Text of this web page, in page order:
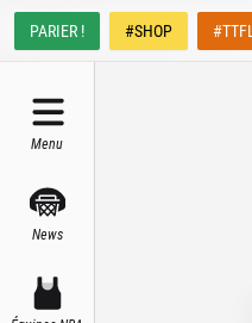
PARIER ! #SHOP #TTFL
Menu
News